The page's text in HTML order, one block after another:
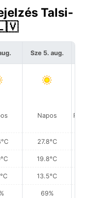
Talsi-
Sze 5. aug.
Napos
27.8°C
19.8°C
13.5°C
69%